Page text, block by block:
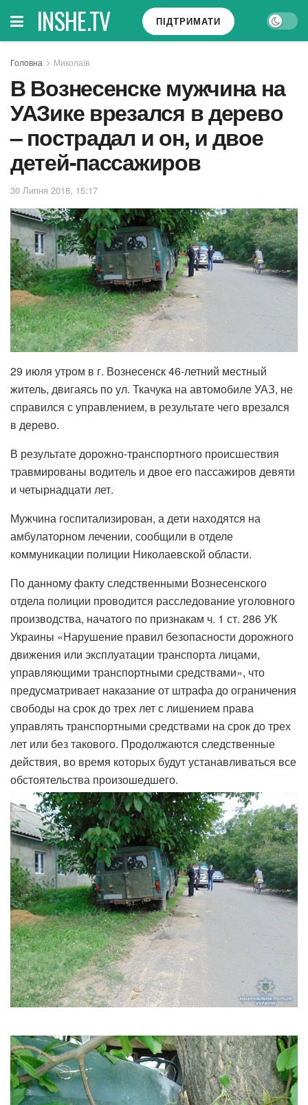
INSHE.TV ПІДТРИМАТИ
Головна Миколаїв
В Вознесенске мужчина на
УАЗике врезался в дерево
– пострадал и он, и двое
детей-пассажиров
30 Липня 2018, 15:17
29 июля утром в г. Вознесенск 46-летний местный
житель, двигаясь по ул. Ткачука на автомобиле УАЗ, не
справился с управлением, в результате чего врезался
в дерево.
В результате дорожно-транспортного происшествия
травмированы водитель и двое его пассажиров девяти
и четырнадцати лет.
Мужчина госпитализирован, а дети находятся на
амбулаторном лечении, сообщили в отделе
коммуникации полиции Николаевской области.
По данному факту следственными Вознесенского
отдела полиции проводится расследование уголовного
производства, начатого по признакам ч. 1 ст. 286 УК
Украины «Нарушение правил безопасности дорожного
движения или эксплуатации транспорта лицами,
управляющими транспортными средствами», что
предусматривает наказание от штрафа до ограничения
свободы на срок до трех лет с лишением права
управлять транспортными средствами на срок до трех
лет или без такового. Продолжаются следственные
действия, во время которых будут устанавливаться все
обстоятельства произошедшего.